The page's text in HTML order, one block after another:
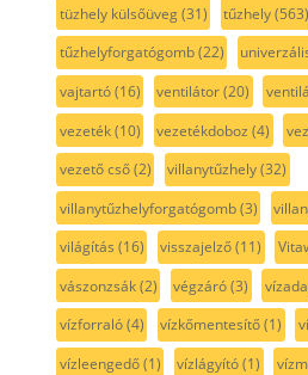
tüzhely külsőüveg(31) tűzhely(563)
tűzhelyforgatógomb(22)
vajtartó(16) ventilátor(20)
vezeték(10) vezetékdoboz (4)
vezető cső(2) villanytűzhely(32)
villanytűzhelyforgatógomb(3)
világítás (16) visszajelző(11)
vászonzsák(2) végzáró(3)
vízforraló(4) vízkőmentesítő(1)
vízleengedő(1) vízlágyító(1)